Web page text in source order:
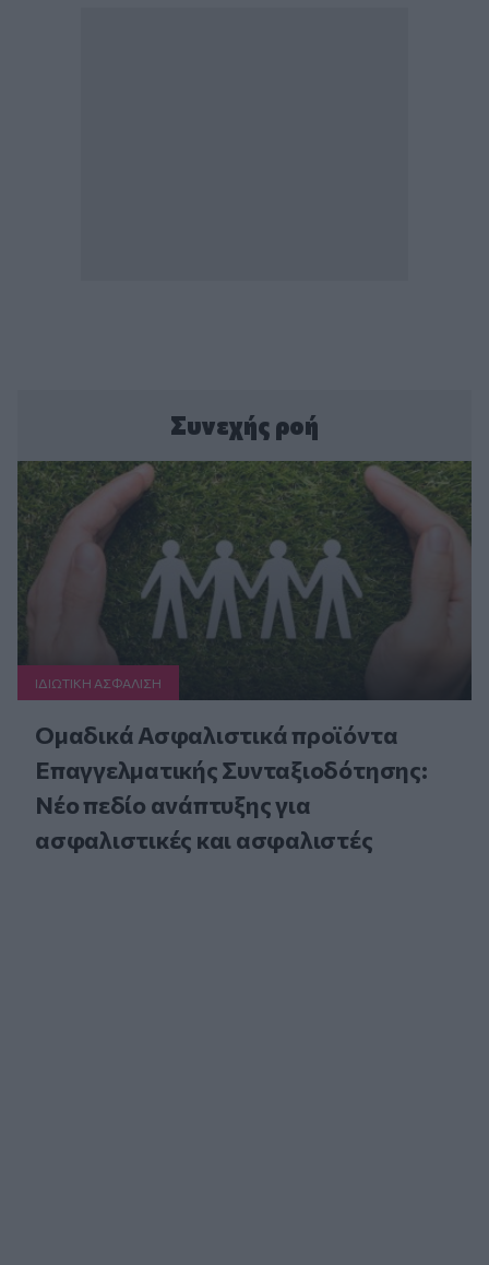
Συνεχής ροή
ΙΔΙΩΤΙΚΗ ΑΣΦAΛΙΣΗ
Ομαδικά Ασφαλιστικά προϊόντα
Επαγγελματικής Συνταξιοδότησης:
Νέο πεδίο ανάπτυξης για
ασφαλιστικές και ασφαλιστές